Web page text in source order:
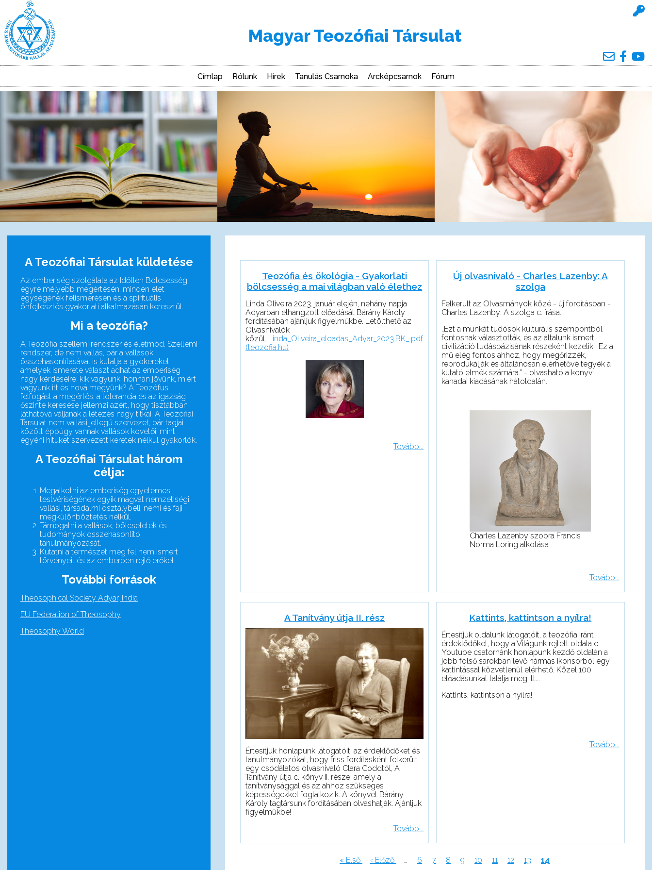
tartalomra
Magyar Teozófiai Társulat
Main
navigation
Címlap Rólunk Hírek Tanulás Csarnoka Arcképcsarnok Fórum
A Teozófiai Társulat küldetése
Az emberiség szolgálata az Időtlen Bölcsesség
egyre mélyebb megértésén, minden élet
egységének felismerésén és a spirituális
önfejlesztés gyakorlati alkalmazásán keresztül.
Mi a teozófia?
A Teozófia szellemi rendszer és életmód. Szellemi
rendszer, de nem vallás, bár a vallások
összehasonlításával is kutatja a gyökereket,
amelyek ismerete választ adhat az emberiség
nagy kérdéseire: kik vagyunk, honnan jövünk, miért
vagyunk itt és hová megyünk? A Teozófus
felfogást a megértés, a tolerancia és az igazság
őszinte keresése jellemzi azért, hogy tisztábban
láthatóvá váljanak a létezés nagy titkai. A Teozófiai
Társulat nem vallási jellegű szervezet, bár tagjai
között éppúgy vannak vallások követői, mint
egyéni hitüket szervezett keretek nélkül gyakorlók.
A Teozófiai Társulat három
célja:
Megalkotni az emberiség egyetemes
testvériségének egyik magvát nemzetiségi,
vallási, társadalmi osztálybeli, nemi és faji
megkülönböztetés nélkül.
Támogatni a vallások, bölcseletek és
tudományok összehasonlító
tanulmányozását.
Kutatni a természet még fel nem ismert
törvényeit és az emberben rejlő erőket.
További források
Theosophical Society Adyar, India
EU Federation of Theosophy
Theosophy World
Teozófia és ökológia - Gyakorlati
bölcsesség a mai világban való élethez
Linda Oliveira 2023. január elején, néhány napja
Adyarban elhangzott előadását Bárány Károly
fordításában ajánljuk figyelmükbe. Letölthető az
Olvasnivalók
közül. Linda_Oliveira_eloadas_Adyar_2023.BK_.pdf
(teozofia.hu)
Tovább...
Új olvasnivaló - Charles Lazenby: A
szolga
Felkerült az Olvasmányok közé - új fordításban -
Charles Lazenby: A szolga c. írása.
„Ezt a munkát tudósok kulturális szempontból
fontosnak választották, és az általunk ismert
civilizáció tudásbázisának részeként kezelik… Ez a
mű elég fontos ahhoz, hogy megőrizzék,
reprodukálják és általánosan elérhetővé tegyék a
kutató elmék számára.” - olvasható a könyv
kanadai kiadásának hátoldalán.
Charles Lazenby szobra Francis
Norma Loring alkotása
Tovább...
A Tanítvány útja II. rész
Értesítjük honlapunk látogatóit, az érdeklődőket és
tanulmányozókat, hogy friss fordításként felkerült
egy csodálatos olvasnivaló Clara Coddtól, A
Tanítvány útja c. könyv II. része, amely a
tanítványsággal és az ahhoz szükséges
képességekkel foglalkozik. A könyvet Bárány
Károly tagtársunk fordításában olvashatják. Ajánljuk
figyelmükbe!
Tovább...
Kattints, kattintson a nyílra!
Értesítjük oldalunk látogatóit, a teozófia iránt
érdeklődőket, hogy a Világunk rejtett oldala c.
Youtube csatornánk honlapunk kezdő oldalán a
jobb fölső sarokban levő hármas ikonsorból egy
kattintással közvetlenül elérhető. Közel 100
előadásunkat találja meg itt...
Kattints, kattintson a nyílra!
Tovább...
Első
« Első
Előző
‹ Előző … Page
6 Page
7 Page
8 Page
9 Page
10 Page
11 Page
12 Page
13
Jelenlegi
14